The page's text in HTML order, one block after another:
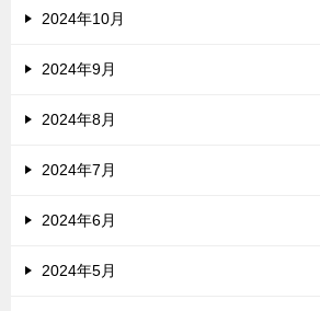
2024年10月
2024年9月
2024年8月
2024年7月
2024年6月
2024年5月